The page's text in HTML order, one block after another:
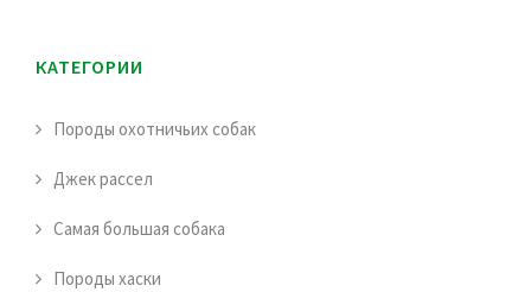
КАТЕГОРИИ
Породы охотничьих собак
Джек рассел
Самая большая собака
Породы хаски